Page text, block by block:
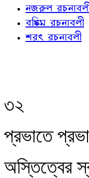
নজরুল
বঙ্কিম রচনাবলী
শরৎ রচনাবলী
৩২
প্রভাতে
অস্তিত্বের